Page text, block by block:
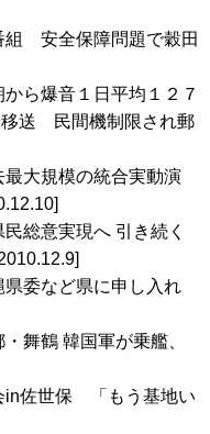
組 安全保障問題で穀田
から爆音１日平均１２７
送 民間機制限され郵
最大規模の統合実動演
民総意実現へ 引き続く
県委など県に申し入れ
・舞鶴 韓国軍が乗艦、
in佐世保 「もう基地い